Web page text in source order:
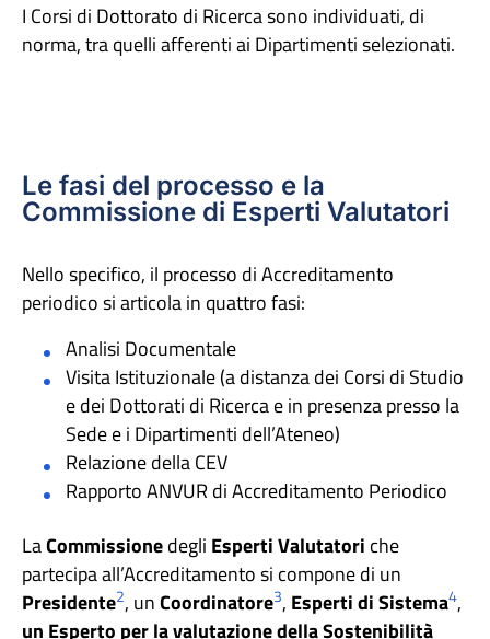
I Corsi di Dottorato di Ricerca sono individuati, di
norma, tra quelli afferenti ai Dipartimenti selezionati.
Le fasi del processo e la
Commissione di Esperti Valutatori
Nello specifico, il processo di Accreditamento
periodico si articola in quattro fasi:
Analisi Documentale
Visita Istituzionale (a distanza dei Corsi di Studio
e dei Dottorati di Ricerca e in presenza presso la
Sede e i Dipartimenti dell’Ateneo)
Relazione della CEV
Rapporto ANVUR di Accreditamento Periodico
LaCommissionedegli Esperti Valutatori che
partecipa all’Accreditamento si compone di un
Presidente2, unCoordinatore3, Esperti di Sistema4,
un Esperto per la valutazione della Sostenibilità